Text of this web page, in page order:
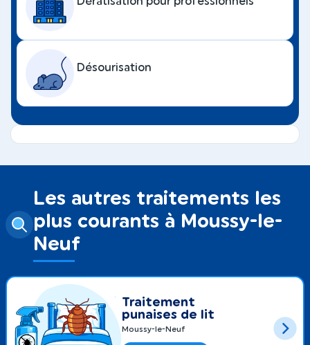
Désourisation
Les autres traitements les
plus courants à Moussy-le-
Neuf
Traitement
punaises de lit
Moussy-le-Neuf